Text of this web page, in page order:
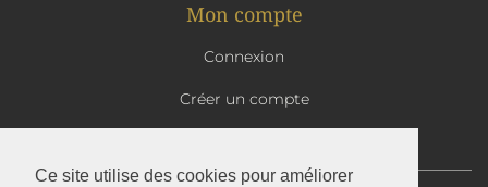
Ce site utilise des cookies pour améliorer
Mon compte
Connexion
Créer un compte